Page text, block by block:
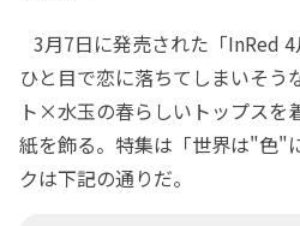
3月7日に発売された「InRed 4
ひと目で恋に落ちてしまいそう
ト×水玉の春らしいトップスを
紙を飾る。特集は「世界は"色"
クは下記の通りだ。